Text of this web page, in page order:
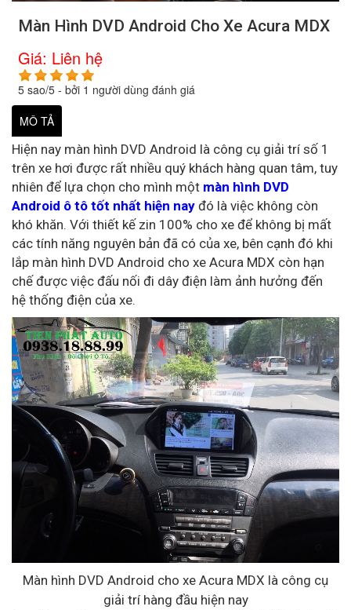
Màn Hình DVD Android Cho Xe Acura MDX
Giá: Liên hệ
5 sao/5 - bởi 1 người dùng đánh giá
MÔ TẢ
Hiện nay màn hình DVD Android là công cụ giải trí số 1
trên xe hơi được rất nhiều quý khách hàng quan tâm, tuy
nhiên để lựa chọn cho mình một màn hình DVD
Android ô tô tốt nhất hiện nay đó là việc không còn
khó khăn. Với thiết kế zin 100% cho xe để không bị mất
các tính năng nguyên bản đã có của xe, bên cạnh đó khi
lắp màn hình DVD Android cho xe Acura MDX còn hạn
chế được việc đấu nối đi dây điện làm ảnh hưởng đến
hệ thống điện của xe.
Màn hình DVD Android cho xe Acura MDX là công cụ
giải trí hàng đầu hiện nay